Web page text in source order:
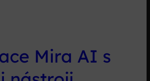
Mira AI s